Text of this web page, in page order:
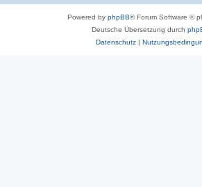
Powered by phpBB® Forum Software ©
Deutsche Übersetzung durch
Datenschutz|